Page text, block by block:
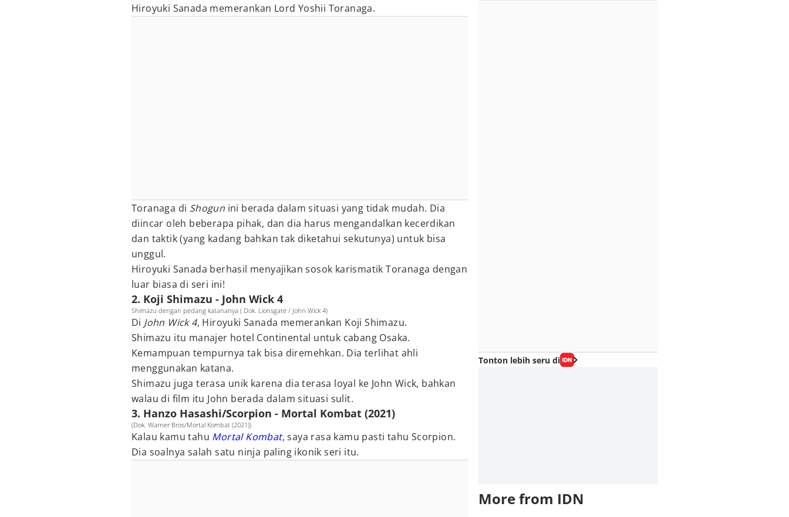
Hiroyuki Sanada memerankan Lord Yoshii Toranaga.
Toranaga di Shogun ini berada dalam situasi yang tidak mudah. Dia
diincar oleh beberapa pihak, dan dia harus mengandalkan kecerdikan
dan taktik (yang kadang bahkan tak diketahui sekutunya) untuk bisa
unggul.
Hiroyuki Sanada berhasil menyajikan sosok karismatik Toranaga dengan
luar biasa di seri ini!
2. Koji Shimazu - John Wick 4
Shimazu dengan pedang katananya ( Dok. Lionsgate / John Wick 4)
Di John Wick 4, Hiroyuki Sanada memerankan Koji Shimazu.
Shimazu itu manajer hotel Continental untuk cabang Osaka.
Kemampuan tempurnya tak bisa diremehkan. Dia terlihat ahli
menggunakan katana.
Shimazu juga terasa unik karena dia terasa loyal ke John Wick, bahkan
walau di film itu John berada dalam situasi sulit.
3. Hanzo Hasashi/Scorpion - Mortal Kombat (2021)
(Dok. Warner Bros/Mortal Kombat (2021))
Kalau kamu tahu Mortal Kombat, saya rasa kamu pasti tahu Scorpion.
Dia soalnya salah satu ninja paling ikonik seri itu.
Tonton lebih seru di
More from IDN